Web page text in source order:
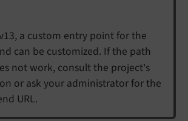
v13, a custom entry point for the
can be customized. If the path
not work, consult the project's
or ask your administrator for the
URL.